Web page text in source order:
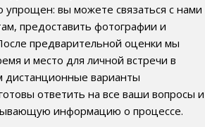
упрощен: вы можете связаться с нами
предоставить фотографии и
предварительной оценки мы
и место для личной встречи в
дистанционные варианты
ответить на все ваши вопросы и
информацию о процессе.